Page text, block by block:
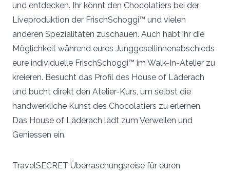
und entdecken. Ihr könnt den Chocolatiers bei der
Liveproduktion der FrischSchoggi™ und vielen
anderen Spezialitäten zuschauen. Auch habt ihr die
Möglichkeit während eures Junggesellinnenabschieds
eure individuelle FrischSchoggi™ im Walk-In-Atelier zu
kreieren. Besucht das Profil des House of Läderach
und bucht direkt den Atelier-Kurs, um selbst die
handwerkliche Kunst des Chocolatiers zu erlernen.
Das House of Läderach lädt zum Verweilen und
Geniessen ein.
TravelSECRET Überraschungsreise für euren